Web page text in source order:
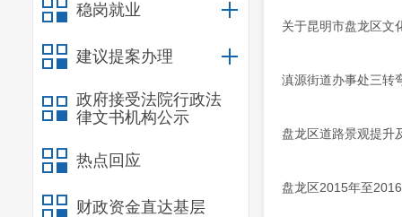
稳岗就业
建议提案办理
政府接受法院行政法
律文书机构公示
热点回应
财政资金直达基层
关于昆明市盘龙区文
滇源街道办事处三转
盘龙区道路景观提升
盘龙区2015年至